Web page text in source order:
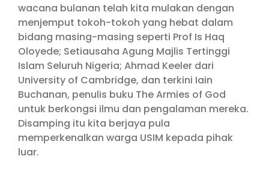
wacana bulanan telah kita mulakan dengan
menjemput tokoh-tokoh yang hebat dalam
bidang masing-masing seperti Prof Is Haq
Oloyede; Setiausaha Agung Majlis Tertinggi
Islam Seluruh Nigeria; Ahmad Keeler dari
University of Cambridge, dan terkini Iain
Buchanan, penulis buku The Armies of God
untuk berkongsi ilmu dan pengalaman mereka.
Disamping itu kita berjaya pula
memperkenalkan warga USIM kepada pihak
luar.